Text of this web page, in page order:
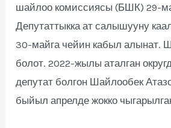
шайлоо комиссиясы (БШК) 29-
Депутаттыкка ат салышууну
30-майга чейин кабыл алынат.
болот. 2022-жылы аталган
депутат болгон Шайлообек
быйыл апрелде жокко